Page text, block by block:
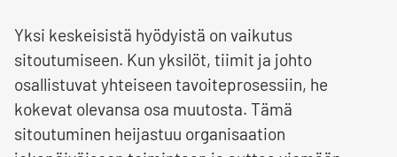
Yksi keskeisistä hyödyistä on vaikutus
sitoutumiseen. Kun yksilöt, tiimit ja johto
osallistuvat yhteiseen tavoiteprosessiin, he
kokevat olevansa osa muutosta. Tämä
sitoutuminen heijastuu organisaation